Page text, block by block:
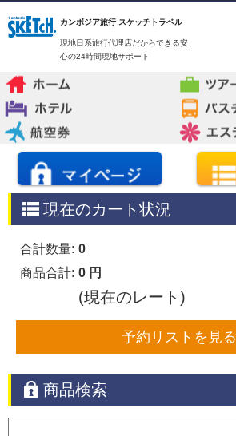
カンボジア旅行 スケッチトラベル
現地日系旅行代理店だからできる安
心の24時間現地サポート
現在のカート状況
合計数量: 0
商品合計: 0 円
(現在のレート)
予約リストを見る
商品検索